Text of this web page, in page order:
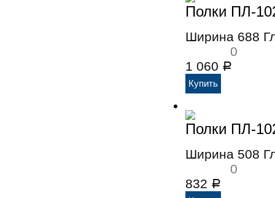
Полки ПЛ-
Ширина 688
0
1 060 Р
Полки ПЛ-
Ширина 508
0
832 Р